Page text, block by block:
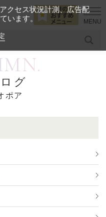
ロン酸
めメニュー
グ
ポア
クセス状況計測、広告配
います。